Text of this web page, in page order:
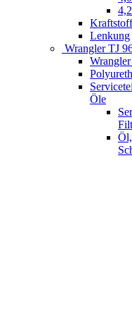
Lenkung
Wrangler TJ
Öle